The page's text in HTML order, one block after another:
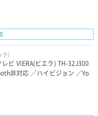
ク)
レビ VIERA(ビエラ) TH-32J300
非対応 ／ハイビジョン ／Yo